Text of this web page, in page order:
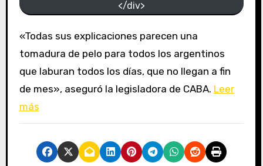
</div>
«Todas sus explicaciones parecen una
tomadura de pelo para todos los argentinos
que laburan todos los días, que no llegan a fin
de mes», aseguró la legisladora de CABA. Leer
más